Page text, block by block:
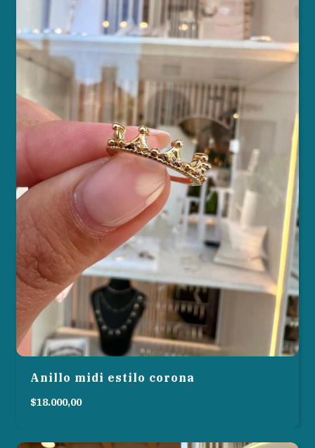
Anillo midi estilo corona
$18.000,00